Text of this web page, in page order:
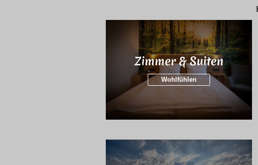
Zimmer & Suiten
Wohlfühlen